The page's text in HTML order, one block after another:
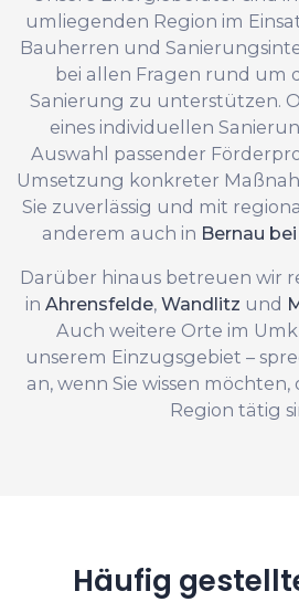
umliegenden Region im
Bauherren und
bei allen Fragen rund um
Sanierung zu unterstützen.
eines individuellen
Auswahl passender
Umsetzung konkreter
Sie zuverlässig und mit
anderem auch in Bernau
Darüber hinaus betreuen wir
in Ahrensfelde, Wandlitz und
Auch weitere Orte im
unserem Einzugsgebiet –
an, wenn Sie wissen
Region tätig
Häufig